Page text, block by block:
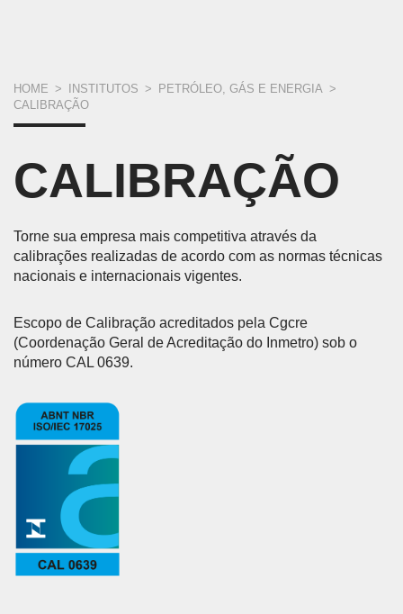
VOCÊ
ESTÁ
AQUI
HOME > INSTITUTOS > PETRÓLEO, GÁS E ENERGIA >
CALIBRAÇÃO
CALIBRAÇÃO
Torne sua empresa mais competitiva através da
calibrações realizadas de acordo com as normas técnicas
nacionais e internacionais vigentes.
Escopo de Calibração acreditados pela Cgcre
(Coordenação Geral de Acreditação do Inmetro) sob o
número CAL 0639.